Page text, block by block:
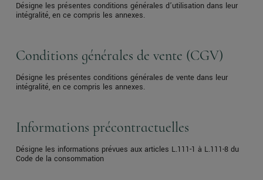
Désigne les présentes conditions générales d’utilisation dans leur
intégralité, en ce compris les annexes.
Conditions générales de vente (CGV)
Désigne les présentes conditions générales de vente dans leur
intégralité, en ce compris les annexes.
Informations précontractuelles
Désigne les informations prévues aux articles L.111-1 à L.111-8 du
Code de la consommation